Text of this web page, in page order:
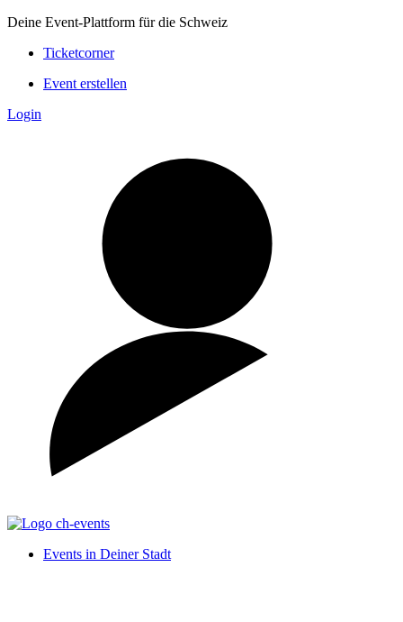
Deine Event-Plattform für die Schweiz
Ticketcorner
Event erstellen
Login
Events in Deiner Stadt